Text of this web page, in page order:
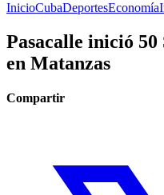
InicioCubaDeportesEconomía
Pasacalle inició
en Matanzas
Compartir